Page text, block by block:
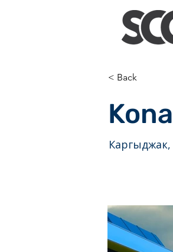
< Back
Каргыджак,